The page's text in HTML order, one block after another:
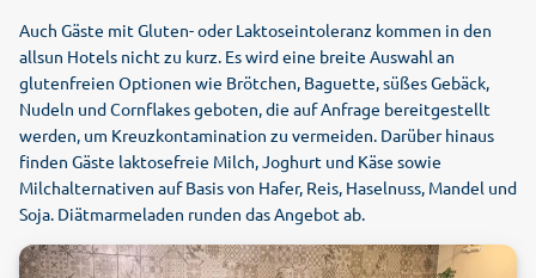
Auch Gäste mit Gluten- oder Laktoseintoleranz kommen in den
allsun Hotels nicht zu kurz. Es wird eine breite Auswahl an
glutenfreien Optionen wie Brötchen, Baguette, süßes Gebäck,
Nudeln und Cornflakes geboten, die auf Anfrage bereitgestellt
werden, um Kreuzkontamination zu vermeiden. Darüber hinaus
finden Gäste laktosefreie Milch, Joghurt und Käse sowie
Milchalternativen auf Basis von Hafer, Reis, Haselnuss, Mandel und
Soja. Diätmarmeladen runden das Angebot ab.